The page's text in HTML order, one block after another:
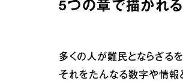
5つの章で描かれ
多くの人が難民とならざる
それをたんなる数字や情報